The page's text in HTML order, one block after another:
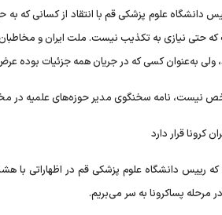
دانشگاه علوم پزشکی قم با انتقاد از کسانی که
حتی نیازی به تکذیب نیست. ملت ایران و
ولی به‌عنوان کسی که در جریان همه جزئیات بوده
نیست، نامه سخنگوی مدیر حوزه‌های علمیه در
کرونا قرار دارد
رییس دانشگاه علوم پزشکی قم در اظهاراتی با
مرحله پساکرونا به سر می‌بریم.